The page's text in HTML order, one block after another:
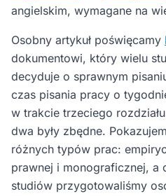
angielskim, wymagane na
Osobny artykuł poświęcamy
dokumentowi, który wielu
decyduje o sprawnym
czas pisania pracy o
w trakcie trzeciego
dwa były zbędne.
różnych typów prac:
prawnej i monograficznej, a
studiów przygotowaliśmy